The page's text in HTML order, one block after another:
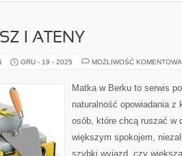
I ATENY
GRU - 19 - 2025 MOŻLIWOŚĆ
Matka w Berku to serwis
naturalność opowiadania z
osób, które chcą ruszać w
większym spokojem,
szybki wyjazd, czy